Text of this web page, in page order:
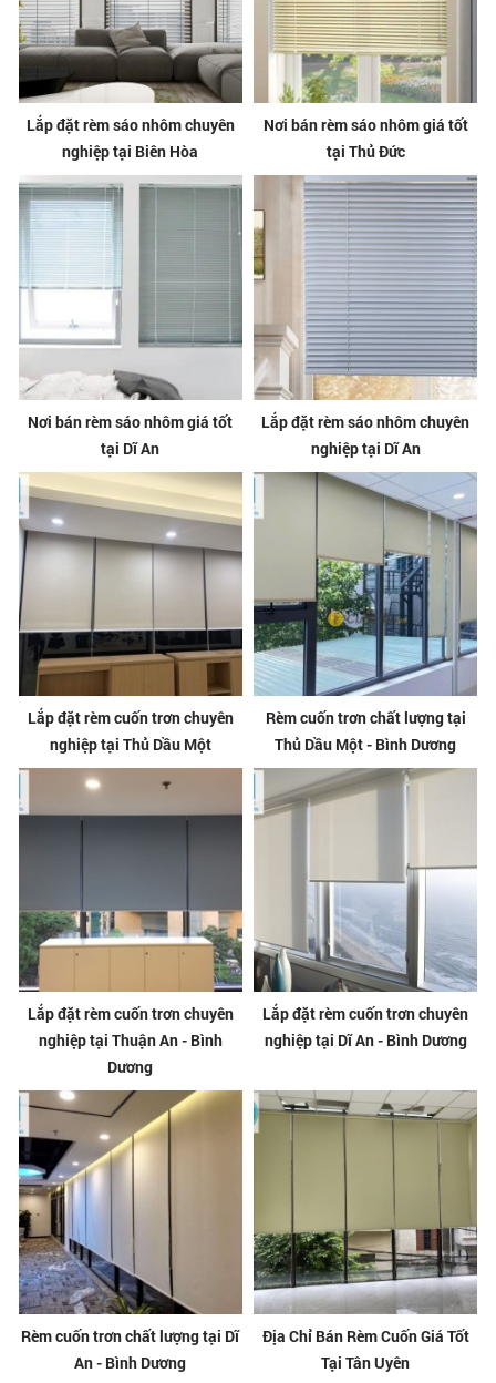
Lắp đặt rèm sáo nhôm chuyên
nghiệp tại Biên Hòa
Nơi bán rèm sáo nhôm giá tốt
tại Thủ Đức
Nơi bán rèm sáo nhôm giá tốt
tại Dĩ An
Lắp đặt rèm sáo nhôm chuyên
nghiệp tại Dĩ An
Lắp đặt rèm cuốn trơn chuyên
nghiệp tại Thủ Dầu Một
Rèm cuốn trơn chất lượng tại
Thủ Dầu Một - Bình Dương
Lắp đặt rèm cuốn trơn chuyên
nghiệp tại Thuận An - Bình
Dương
Lắp đặt rèm cuốn trơn chuyên
nghiệp tại Dĩ An - Bình Dương
Rèm cuốn trơn chất lượng tại Dĩ
An - Bình Dương
Địa Chỉ Bán Rèm Cuốn Giá Tốt
Tại Tân Uyên